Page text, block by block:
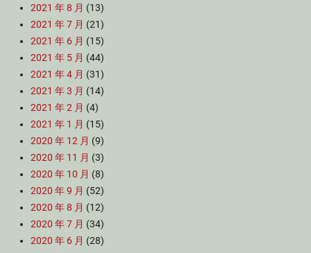
2021 年 8 月 (13)
2021 年 7 月 (21)
2021 年 6 月 (15)
2021 年 5 月 (44)
2021 年 4 月 (31)
2021 年 3 月 (14)
2021 年 2 月 (4)
2021 年 1 月 (15)
2020 年 12 月 (9)
2020 年 11 月 (3)
2020 年 10 月 (8)
2020 年 9 月 (52)
2020 年 8 月 (12)
2020 年 7 月 (34)
2020 年 6 月 (28)